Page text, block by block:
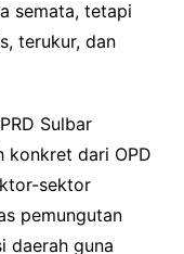
semata, tetapi
terukur, dan
Sulbar
konkret dari OPD
sektor
pemungutan
daerah guna